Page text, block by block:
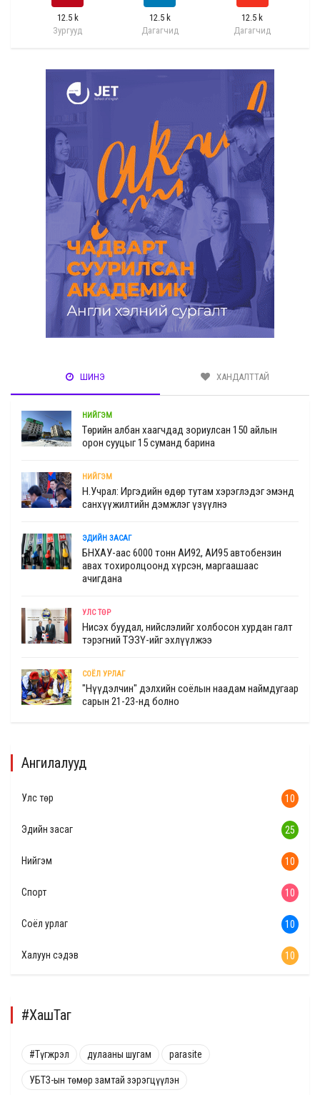
12.5 k
Зургууд
12.5 k
Дагагчид
12.5 k
Дагагчид
ШИНЭ ХАНДАЛТТАЙ
НИЙГЭМ
Төрийн албан хаагчдад зориулсан 150 айлын
орон сууцыг 15 суманд барина
НИЙГЭМ
Н.Учрал: Иргэдийн өдөр тутам хэрэглэдэг эмэнд
санхүүжилтийн дэмжлэг үзүүлнэ
ЭДИЙН ЗАСАГ
БНХАУ-аас 6000 тонн АИ92, АИ95 автобензин
авах тохиролцоонд хүрсэн, маргаашаас
ачигдана
УЛС ТӨР
Нисэх буудал, нийслэлийг холбосон хурдан галт
тэрэгний ТЭЗҮ-ийг эхлүүлжээ
СОЁЛ УРЛАГ
"Нүүдэлчин" дэлхийн соёлын наадам наймдугаар
сарын 21-23-нд болно
Ангилалууд
Улс төр 10
Эдийн засаг 25
Нийгэм 10
Спорт 10
Соёл урлаг 10
Халуун сэдэв 10
#ХашТаг
#Түгжрэл дулааны шугам parasite
УБТЗ-ын төмөр замтай зэрэгцүүлэн